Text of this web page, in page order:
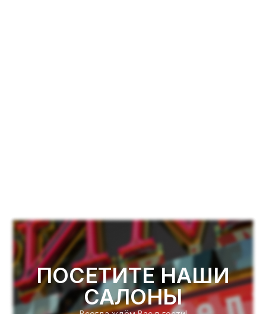
ПОСЕТИТЕ НАШИ
САЛОНЫ